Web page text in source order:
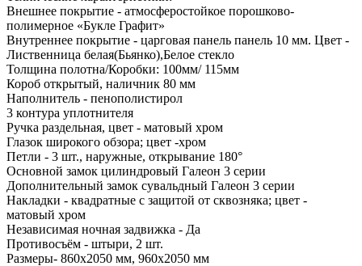
Внешнее покрытие - атмосферостойкое порошково-
полимерное «Букле Графит»
Внутреннее покрытие - царговая панель панель 10 мм. Цвет -
Лиственница белая(Бьянко),Белое стекло
Толщина полотна/Коробки: 100мм/ 115мм
Короб открытый, наличник 80 мм
Наполнитель - пенополистирол
3 контура уплотнителя
Ручка раздельная, цвет - матовый хром
Глазок широкого обзора; цвет -хром
Петли - 3 шт., наружные, открывание 180°
Основной замок цилиндровый Галеон 3 серии
Дополнительный замок сувальдный Галеон 3 серии
Накладки - квадратные с защитой от сквозняка; цвет -
матовый хром
Независимая ночная задвижка - Да
Противосъём - штыри, 2 шт.
Размеры- 860х2050 мм, 960х2050 мм